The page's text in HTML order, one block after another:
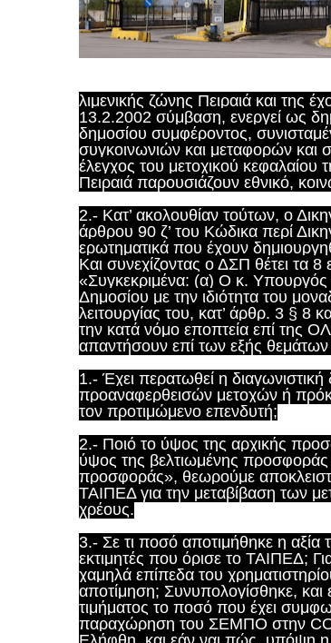
λιμενικής ζώνης Πειραιά και της
13.2.2002 σύμβαση, ενεργεί ως
δημοσίου συμφέροντος,
συγκοινωνιών και μεταφορών και
έλεγχος του μετοχικού
Πειραιά παρουσιάζουν εθνικό,
2.- Κατ’ ακολουθίαν τούτων, ο
άρθρου 90 ζ’ του Κώδικα περί
ερωτηματικά που έχουν
Και συνεχίζοντας ο ΔΣΠ θέτει τα
«Συγκεκριμένα: (α) Ο κ.
Δημοσίου με την ιδιότητα του
λειτουργίας του, κατ’ άρθρ. 3 §
την κατά νόμο εποπτεία επί της
απαντήσουν επί των εξής θεμάτων
1.- Έχει περατωθεί η
προαναφερθεισών μετοχών ή
τον προτιμώμενο επενδυτή;
2.- Ποιό το ύψος της αρχικής
ύψος της βελτιωμένης
προσφοράς», θεωρούμε
ΤΑΙΠΕΔ για την μεταβίβαση των
χρέους.
3.- Σε τι ποσό αποτιμήθηκε η
εκτιμητές που όρισε το ΤΑΙΠΕΔ;
χαμηλά επίπεδα του
αποτίμηση; Συνυπολογίσθηκε,
τιμήματος το ποσό που έχει
παραχώρηση του ΣΕΜΠΟ στην